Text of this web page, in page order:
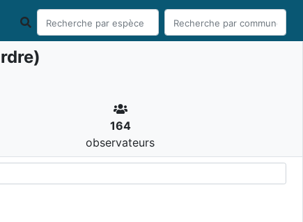
164
observateurs